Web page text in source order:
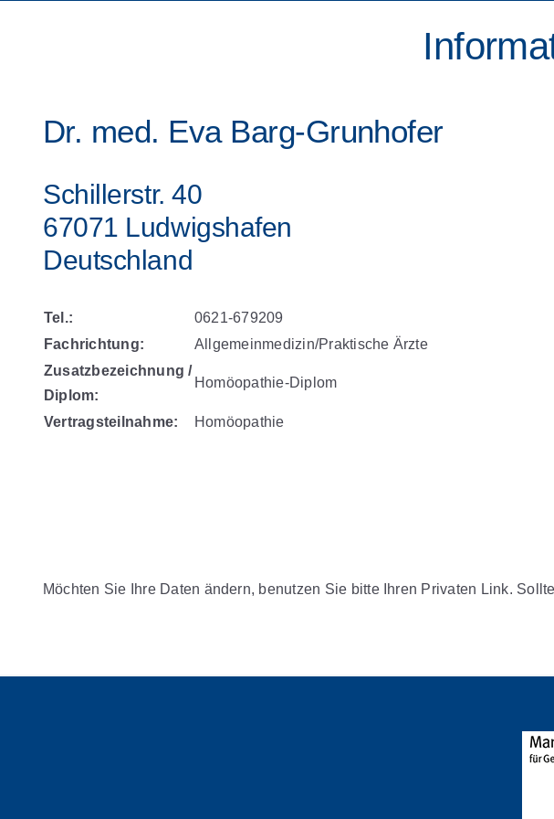
Dr. med. Eva Barg-Grunhofer
Schillerstr. 40
67071 Ludwigshafen
Deutschland
Tel.:
0621-679209
Fachrichtung:
Allgemeinmedizin/Praktische Ärzte
Zusatzbezeichnung /
Diplom:
Homöopathie-Diplom
Vertragsteilnahme: Homöopathie
Möchten Sie Ihre Daten ändern, benutzen Sie bitte Ihren Privaten Link.